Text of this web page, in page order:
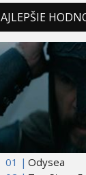
01 | Odysea